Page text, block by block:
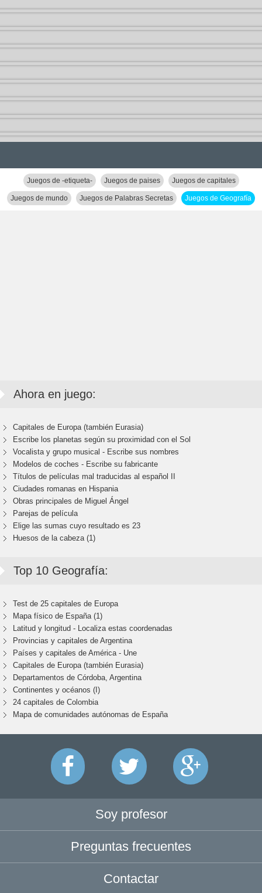
Juegos de -etiqueta- Juegos de paises Juegos de capitales
Juegos de mundo Juegos de Palabras Secretas Juegos de Geografía
Ahora en juego:
Capitales de Europa (también Eurasia)
Escribe los planetas según su proximidad con el Sol
Vocalista y grupo musical - Escribe sus nombres
Modelos de coches - Escribe su fabricante
Títulos de películas mal traducidas al español II
Ciudades romanas en Hispania
Obras principales de Miguel Ángel
Parejas de película
Elige las sumas cuyo resultado es 23
Huesos de la cabeza (1)
Top 10 Geografía:
Test de 25 capitales de Europa
Mapa físico de España (1)
Latitud y longitud - Localiza estas coordenadas
Provincias y capitales de Argentina
Países y capitales de América - Une
Capitales de Europa (también Eurasia)
Departamentos de Córdoba, Argentina
Continentes y océanos (I)
24 capitales de Colombia
Mapa de comunidades autónomas de España
Soy profesor
Preguntas frecuentes
Contactar